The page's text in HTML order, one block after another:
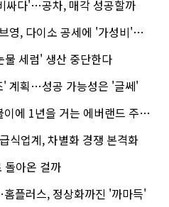
싸다'…공차, 매각 성공할까
이소 공세에 '가성비'로 맞불
물 세럼' 생산 중단한다
' 계획…성공 가능성은 '글쎄'
1년을 거는 에버랜드 주키퍼
식업계, 차별화 경쟁 본격화
돌아온 걸까
플러스, 정상화까진 '까마득'